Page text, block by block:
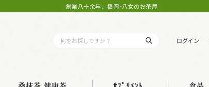
創業八十余年、福岡･八女のお茶屋
ログイン